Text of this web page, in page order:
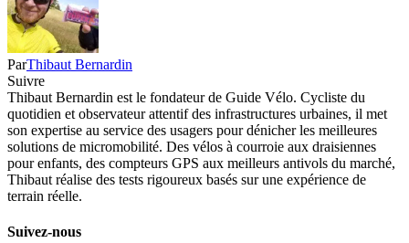
ParThibaut Bernardin
Suivre
Thibaut Bernardin est le fondateur de Guide Vélo. Cycliste du
quotidien et observateur attentif des infrastructures urbaines, il met
son expertise au service des usagers pour dénicher les meilleures
solutions de micromobilité. Des vélos à courroie aux draisiennes
pour enfants, des compteurs GPS aux meilleurs antivols du marché,
Thibaut réalise des tests rigoureux basés sur une expérience de
terrain réelle.
Suivez-nous